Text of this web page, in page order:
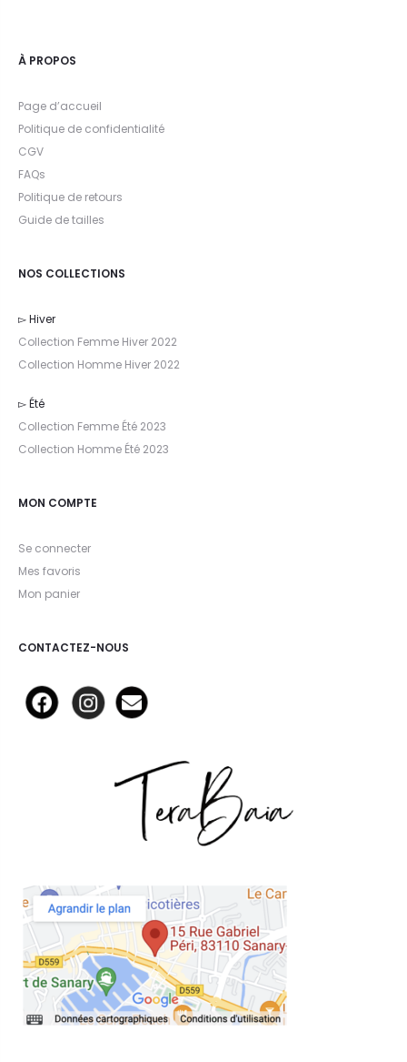
À PROPOS
Page d’accueil
Politique de confidentialité
CGV
FAQs
Politique de retours
Guide de tailles
NOS COLLECTIONS
▻ Hiver
Collection Femme Hiver 2022
Collection Homme Hiver 2022
▻ Été
Collection Femme Été 2023
Collection Homme Été 2023
MON COMPTE
Se connecter
Mes favoris
Mon panier
CONTACTEZ-NOUS